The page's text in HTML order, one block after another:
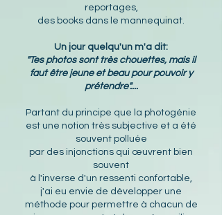
reportages,
des books dans le mannequinat.
Un jour quelqu'un m'a dit:
"Tes photos sont très chouettes, mais il
faut être jeune et beau pour pouvoir y
prétendre"....
Partant du principe que la photogénie
est une notion très subjective et a été
souvent polluée
par des injonctions qui œuvrent bien
souvent
à l'inverse d'un ressenti confortable,
j'ai eu envie de développer une
méthode pour permettre à chacun de